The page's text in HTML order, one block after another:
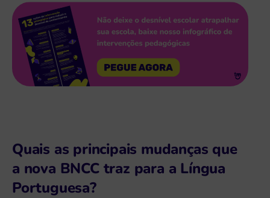
Quais as principais mudanças que
a nova BNCC traz para a Língua
Portuguesa?